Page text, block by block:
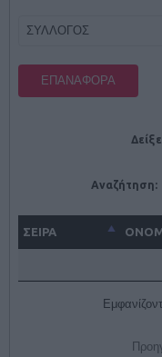
ΕΠΑΝΑΦΟΡΆ
Δείξε
Αναζήτηση:
ΣΕΙΡΑ